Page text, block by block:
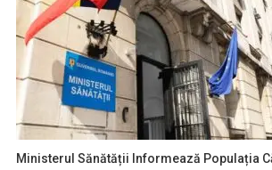
Ministerul Sănătății Informează Populația